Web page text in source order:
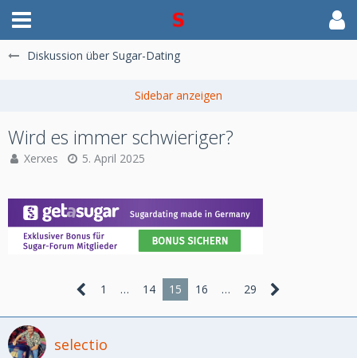
Diskussion über Sugar-Dating
Wird es immer schwieriger?
Xerxes 5. April 2025
1 … 14 15 16 … 29
selectio